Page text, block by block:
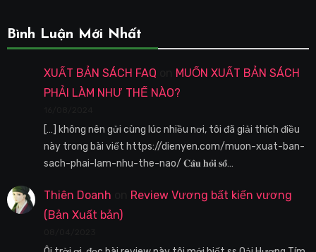
Bình Luận Mới Nhất
XUẤT BẢN SÁCH FAQ
MUỐN XUẤT BẢN SÁCH
PHẢI LÀM NHƯ THẾ NÀO?
[…] không nên gửi cùng lúc nhiều nơi, tôi đã giải thích điều
này trong bài viết https://dienyen.com/muon-xuat-ban-
sach-phai-lam-nhu-the-nao/ 𝐂𝐚̂𝐮 𝐡𝐨̉𝐢 𝐬𝐨̂́…
Thiên Doanh
Review Vương bất kiến vương
(Bản Xuất bản)